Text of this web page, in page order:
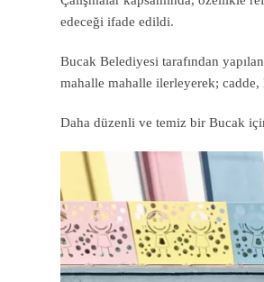
edeceği ifade edildi.
Bucak Belediyesi tarafından
mahalle mahalle ilerleyerek;
Daha düzenli ve temiz bir Bucak